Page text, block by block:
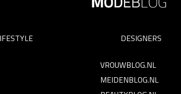
DESIGNERS
VROUWBLOG.NL
MEIDENBLOG.NL